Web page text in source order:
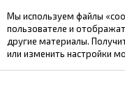
Мы используем файлы
пользователе и
другие материалы.
или изменить настройки